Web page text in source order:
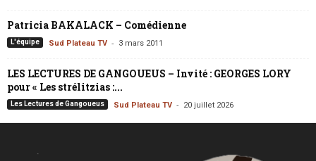
Patricia BAKALACK – Comédienne
L'équipe Sud Plateau TV - 3 mars 2011
LES LECTURES DE GANGOUEUS – Invité : GEORGES LORY
pour « Les strélitzias :...
Les Lectures de Gangoueus Sud Plateau TV - 20 juillet 2026